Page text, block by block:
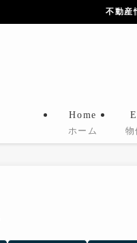
不動産
Home
ホーム
物